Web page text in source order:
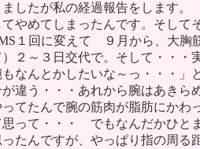
したが私の経過報告をします。
やめてしまったんです。そして
１回に変えて ９月から、大胸
２～３日交代で。そして・・・
なんとかしたいな～っ・・・」
違う・・・あれから腕はあきら
てたんで腕の筋肉が脂肪にかわ
って・・・ でもなんだかひと
たんですが、やっぱり指の周る